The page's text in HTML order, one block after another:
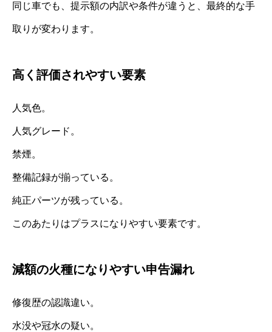
同じ車でも、提示額の内訳や条件が違うと、最終的な手
取りが変わります。
高く評価されやすい要素
人気色。
人気グレード。
禁煙。
整備記録が揃っている。
純正パーツが残っている。
このあたりはプラスになりやすい要素です。
減額の火種になりやすい申告漏れ
修復歴の認識違い。
水没や冠水の疑い。